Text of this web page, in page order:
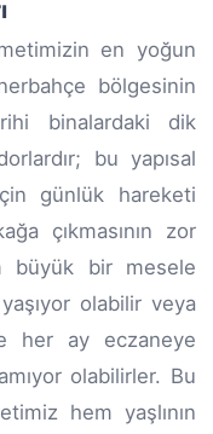
en yoğun
bölgesinin
binalardaki dik
bu yapısal
günlük hareketi
çıkmasının zor
büyük bir mesele
olabilir veya
her ay eczaneye
olabilirler. Bu
hem yaşlının